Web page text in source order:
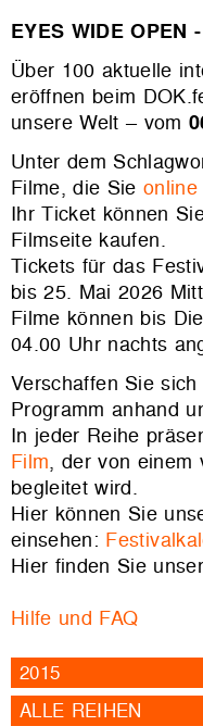
EYES WIDE OPEN
Über 100 aktuelle
eröffnen beim
unsere Welt – vom
Unter dem
Filme, die Sie
Ihr Ticket können
Filmseite kaufen.
Tickets für das
bis 25. Mai 2026
Filme können bis
04.00 Uhr nachts
Verschaffen Sie
Programm anhand
In jeder Reihe
Film, der von einem
begleitet wird.
Hier können Sie
einsehen:
Hier finden Sie unser
Hilfe und FAQ
2015
ALLE REIHEN